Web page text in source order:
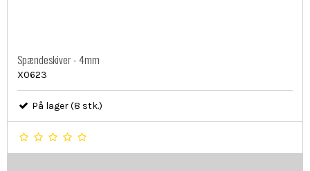
Spændeskiver - 4mm
X0623
På lager (8 stk.)